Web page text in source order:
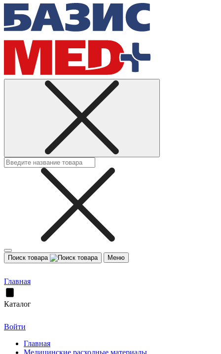
Поиск товара Меню
Главная
Каталог
Войти
Главная
Медицинские расходные материалы